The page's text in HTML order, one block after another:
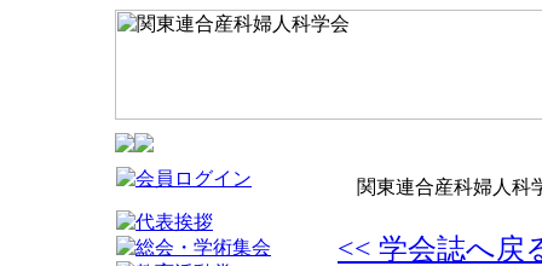
関東連合産科婦人科
<< 学会誌へ戻